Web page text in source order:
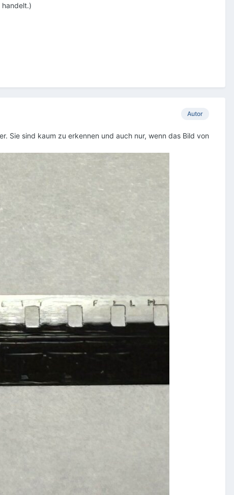
Autor
Sie sind kaum zu erkennen und auch nur, wenn das Bild von